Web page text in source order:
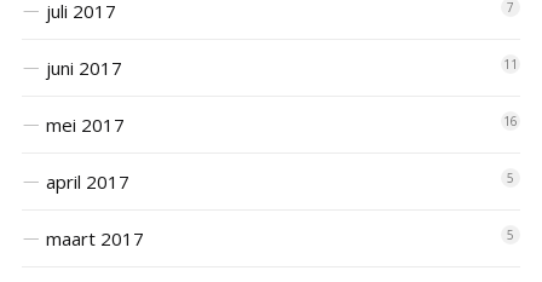
juli 2017 7
juni 2017 11
mei 2017 16
april 2017 5
maart 2017 5